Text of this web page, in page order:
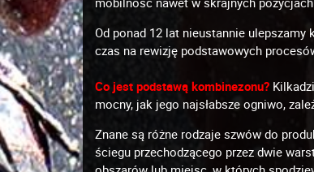
Od ponad 12 lat nieustannie
czas na rewizję podstawowych
Co jest podstawą kombinezonu?
mocny, jak jego najsłabsze ogniwo,
Znane są różne rodzaje szwów do
ściegu przechodzącego przez dwie